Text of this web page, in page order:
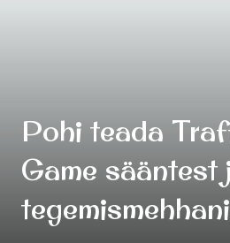
Pohi teada
Game sääntest